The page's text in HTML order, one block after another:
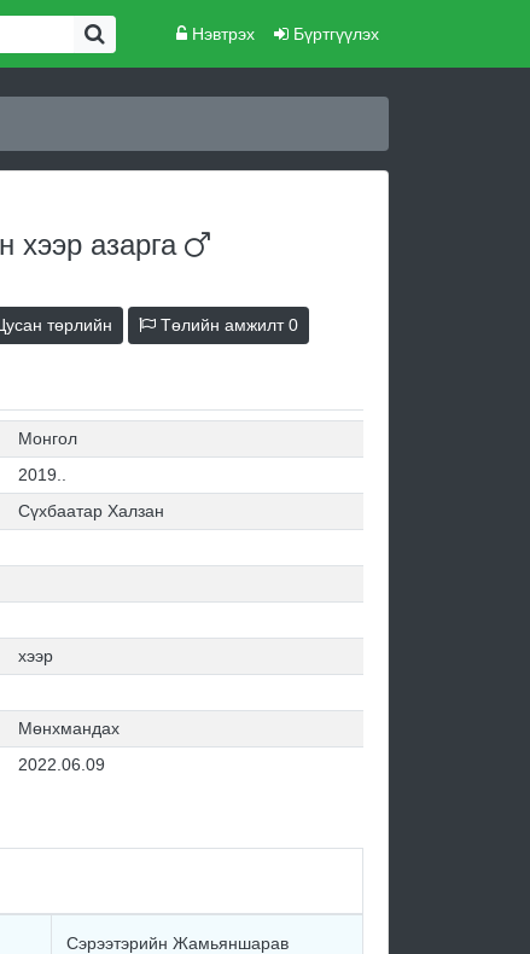
Нэвтрэх Бүртгүүлэх
хээр азарга
төрлийн Төлийн амжилт0
Монгол
2019..
Сүхбаатар Халзан
хээр
Мөнхмандах
2022.06.09
Сэрээтэрийн Жамьяншарав